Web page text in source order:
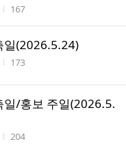
조회수
167
일(2026.5.24)
조회수
173
/홍보 주일(2026.5.
조회수
204